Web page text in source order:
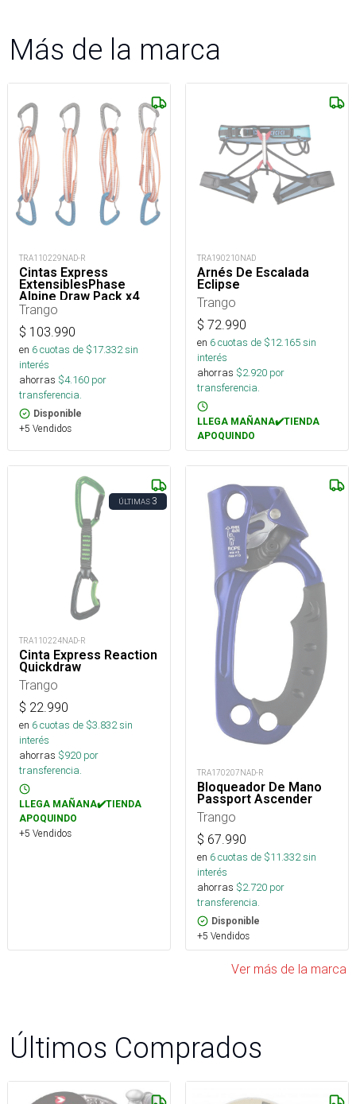
Más de la marca
TRA110229NAD-R
Cintas Express
ExtensiblesPhase
Alpine Draw Pack x4
Trango
$ 103.990
en 6cuotas de $17.332sin
interés
ahorras $4.160 por
transferencia.
Disponible
+5 Vendidos
TRA190210NAD
Arnés De Escalada
Eclipse
Trango
$ 72.990
en 6cuotas de $12.165sin
interés
ahorras $2.920 por
transferencia.
LLEGA MAÑANA✔️TIENDA
APOQUINDO
ÚLTIMAS3
TRA110224NAD-R
Cinta Express Reaction
Quickdraw
Trango
$ 22.990
en 6cuotas de $3.832sin
interés
ahorras $920 por
transferencia.
LLEGA MAÑANA✔️TIENDA
APOQUINDO
+5 Vendidos
TRA170207NAD-R
Bloqueador De Mano
Passport Ascender
Trango
$ 67.990
en 6cuotas de $11.332sin
interés
ahorras $2.720 por
transferencia.
Disponible
+5 Vendidos
Ver más de la marca
Últimos Comprados